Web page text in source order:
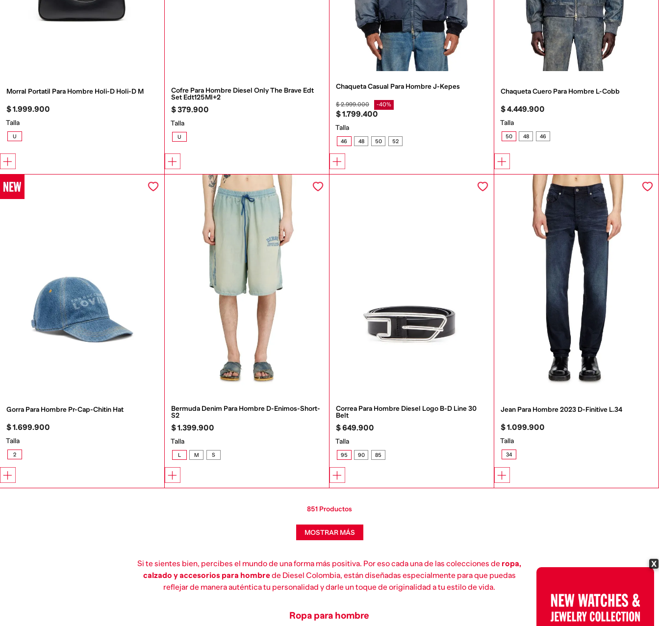
X
Morral Portatil Para Hombre Holi-D Holi-D M
$1.999.900
Talla
U
Cofre Para Hombre Diesel Only The Brave Edt
Set Edt125Ml+2
$379.900
Talla
U
Chaqueta Casual Para Hombre J-Kepes
$2.999.000 40%
$1.799.400
Talla
46 48 50 52
Chaqueta Cuero Para Hombre L-Cobb
$4.449.900
Talla
50 48 46
Gorra Para Hombre Pr-Cap-Chitin Hat
$1.699.900
Talla
2
Bermuda Denim Para Hombre D-Enimos-Short-
S2
$1.399.900
Talla
L M S
Correa Para Hombre Diesel Logo B-D Line 30
Belt
$649.900
Talla
95 90 85
Jean Para Hombre 2023 D-Finitive L.34
$1.099.900
Talla
34
851 Productos
MOSTRAR MÁS
Si te sientes bien, percibes el mundo de una forma más positiva. Por eso cada una de las colecciones de ropa,
calzado y accesorios para hombrede Diesel Colombia, están diseñadas especialmente para que puedas
reflejar de manera auténtica tu personalidad y darle un toque de originalidad a tu estilo de vida.
Ropa para hombre